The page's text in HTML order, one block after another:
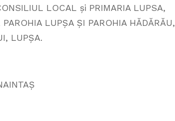
LOCAL și PRIMARIA LUPSA,
LUPȘA ȘI PAROHIA HĂDĂRĂU,
LUPȘA.